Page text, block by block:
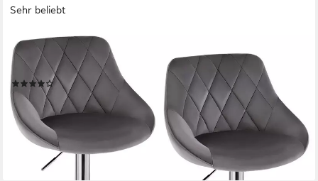
Sehr beliebt
WOLTU
Barhocker (2 St), gepolsterte Sitzfläche, Höhenverstellbar
Drehbar
(151)
ab 93,48 € UVP
199,99 €
(46,74 €/ 1 Stk)
-53%
lieferbar - in 3-4 Werktagen bei dir